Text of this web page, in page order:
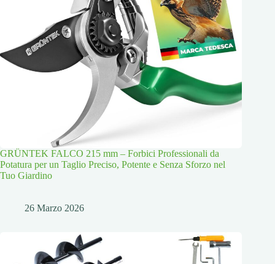
GRÜNTEK FALCO 215 mm – Forbici Professionali da
Potatura per un Taglio Preciso, Potente e Senza Sforzo nel
Tuo Giardino
26 Marzo 2026